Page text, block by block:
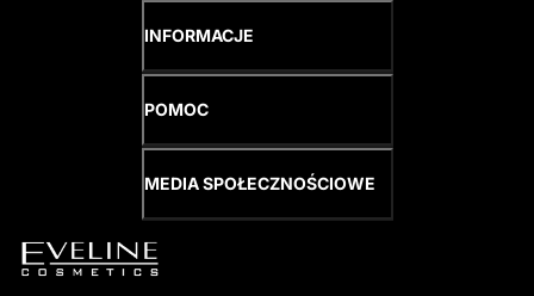
INFORMACJE
POMOC
MEDIA SPOŁECZNOŚCIOWE